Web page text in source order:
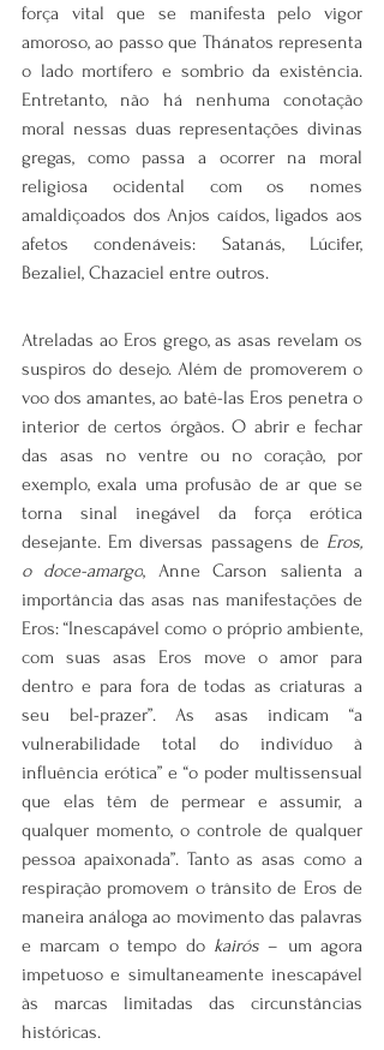
força vital que se manifesta pelo vigor
amoroso, ao passo que Thánatos representa
o lado mortífero e sombrio da existência.
Entretanto, não há nenhuma conotação
moral nessas duas representações divinas
gregas, como passa a ocorrer na moral
religiosa ocidental com os nomes
amaldiçoados dos Anjos caídos, ligados aos
afetos condenáveis: Satanás, Lúcifer,
Bezaliel, Chazaciel entre outros.
Atreladas ao Eros grego, as asas revelam os
suspiros do desejo. Além de promoverem o
voo dos amantes, ao batê-las Eros penetra o
interior de certos órgãos. O abrir e fechar
das asas no ventre ou no coração, por
exemplo, exala uma profusão de ar que se
torna sinal inegável da força erótica
desejante. Em diversas passagens de Eros,
o doce-amargo, Anne Carson salienta a
importância das asas nas manifestações de
Eros: “Inescapável como o próprio ambiente,
com suas asas Eros move o amor para
dentro e para fora de todas as criaturas a
seu bel-prazer”. As asas indicam “a
vulnerabilidade total do indivíduo à
influência erótica” e “o poder multissensual
que elas têm de permear e assumir, a
qualquer momento, o controle de qualquer
pessoa apaixonada”. Tanto as asas como a
respiração promovem o trânsito de Eros de
maneira análoga ao movimento das palavras
e marcam o tempo do kairós – um agora
impetuoso e simultaneamente inescapável
às marcas limitadas das circunstâncias
históricas.